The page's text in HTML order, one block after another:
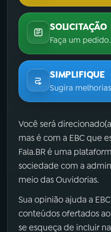
SOLICITAÇÃO
Faça um pedido.
SIMPLIFIQUE
Sugira
Você será
mas é com a EBC que
Fala.BR é uma
sociedade com a
meio das Ouvidorias.
Sua opinião ajuda a
conteúdos ofertados
se esqueça de incluir